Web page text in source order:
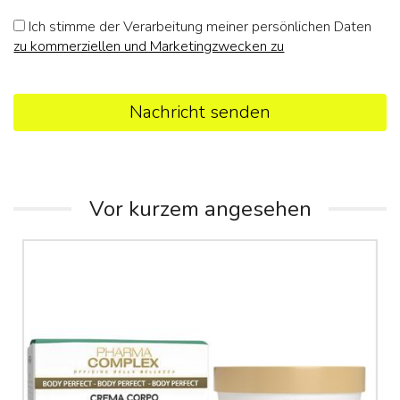
Ich stimme der Verarbeitung meiner persönlichen Daten
zu kommerziellen und Marketingzwecken zu
Nachricht senden
Vor kurzem angesehen